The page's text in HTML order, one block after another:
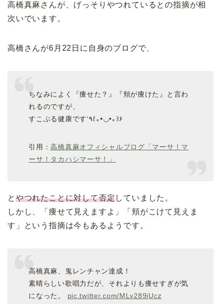
高橋真麻さんが、げっそりやつれているとの指摘が相
次いでいます。
高橋さんが6月22日に自身のブログで、
ちなみによく『痩せた？』『頬が痩けた』と言わ
れるのですが、
すこぶる健康です‘٩꒰｡•◡•｡꒱۶
引用：高橋真麻オフィシャルブログ「マーサ！マ
ーサ！タカハシマーサ！」
と やつれたことに対して否定していました。
しかし、「痩せて見えますよ」「頬がこけて見えま
す」という指摘は今もあるようです。
高橋真麻、鬼レンチャン達成！
素晴らしい歌唱力だが、それよりも痩せすぎが気
になった。 pic.twitter.com/MLv289jUcz